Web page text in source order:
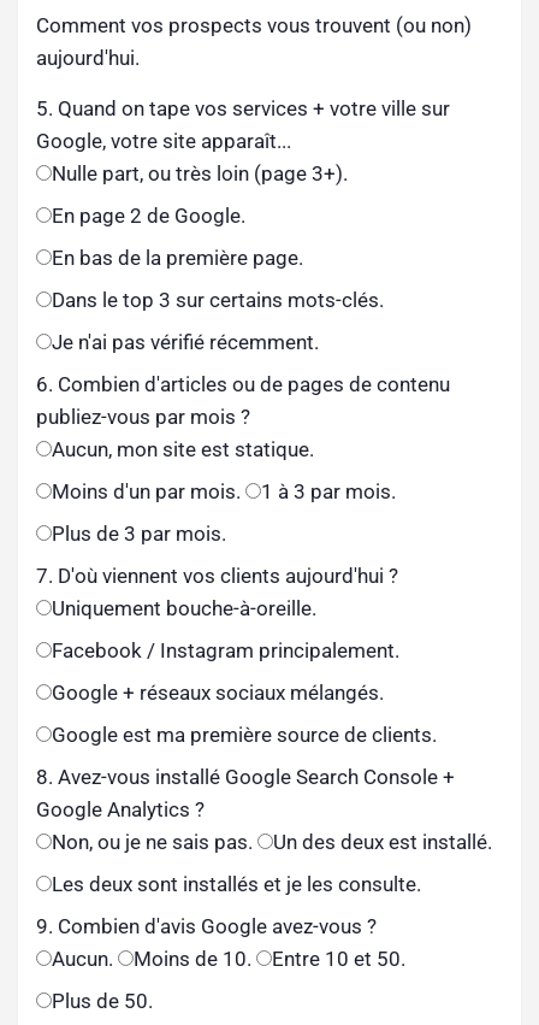
Comment vos prospects vous trouvent (ou non)
aujourd'hui.
5. Quand on tape vos services + votre ville sur
Google, votre site apparaît...
Nulle part, ou très loin (page 3+).
En page 2 de Google.
En bas de la première page.
Dans le top 3 sur certains mots-clés.
Je n'ai pas vérifié récemment.
6. Combien d'articles ou de pages de contenu
publiez-vous par mois ?
Aucun, mon site est statique.
Moins d'un par mois.
1 à 3 par mois.
Plus de 3 par mois.
7. D'où viennent vos clients aujourd'hui ?
Uniquement bouche-à-oreille.
Facebook / Instagram principalement.
Google + réseaux sociaux mélangés.
Google est ma première source de clients.
8. Avez-vous installé Google Search Console +
Google Analytics ?
Non, ou je ne sais pas.
Un des deux est installé.
Les deux sont installés et je les consulte.
9. Combien d'avis Google avez-vous ?
Aucun.
Moins de 10.
Entre 10 et 50.
Plus de 50.